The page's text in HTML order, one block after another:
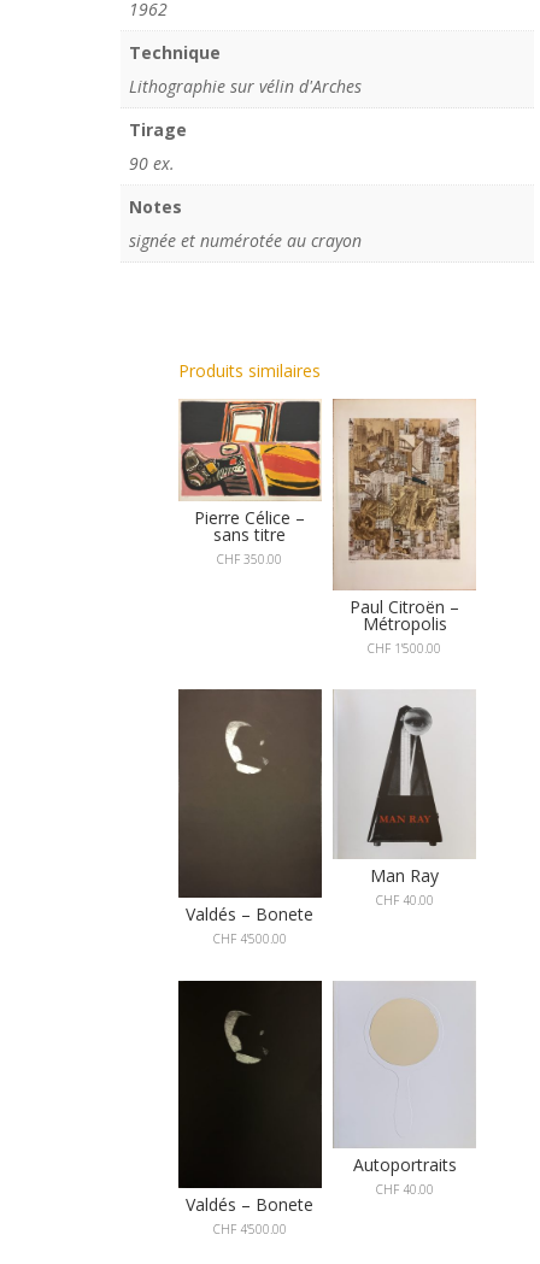
1962
Technique
Lithographie sur vélin d'Arches
Tirage
90 ex.
Notes
signée et numérotée au crayon
Produits similaires
Pierre Célice –
sans titre
CHF 350.00
Paul Citroën –
Métropolis
CHF 1'500.00
Valdés – Bonete
CHF4'500.00
Man Ray
CHF40.00
Valdés – Bonete
CHF4'500.00
Autoportraits
CHF40.00